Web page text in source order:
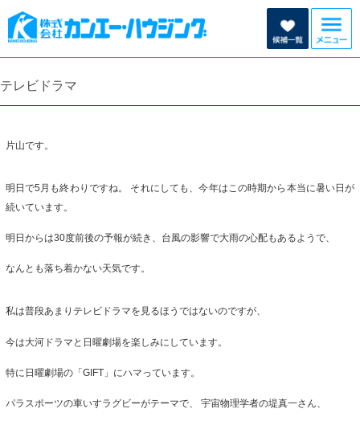
テレビドラマ
片山です。
明日で5月も終わりですね。 それにしても、今年はこの時期から本当に暑い日が
続いています。
明日からは30度前後の予報が続き、台風の影響で大雨の心配もあるようで、
なんとも落ち着かない天気です。
私は普段あまりテレビドラマを見るほうではないのですが、
今は大河ドラマと日曜劇場を楽しみにしています。
特に日曜劇場の「GIFT」にハマっています。
パラスポーツの車いすラグビーがテーマで、 宇宙物理学者の堤真一さん、